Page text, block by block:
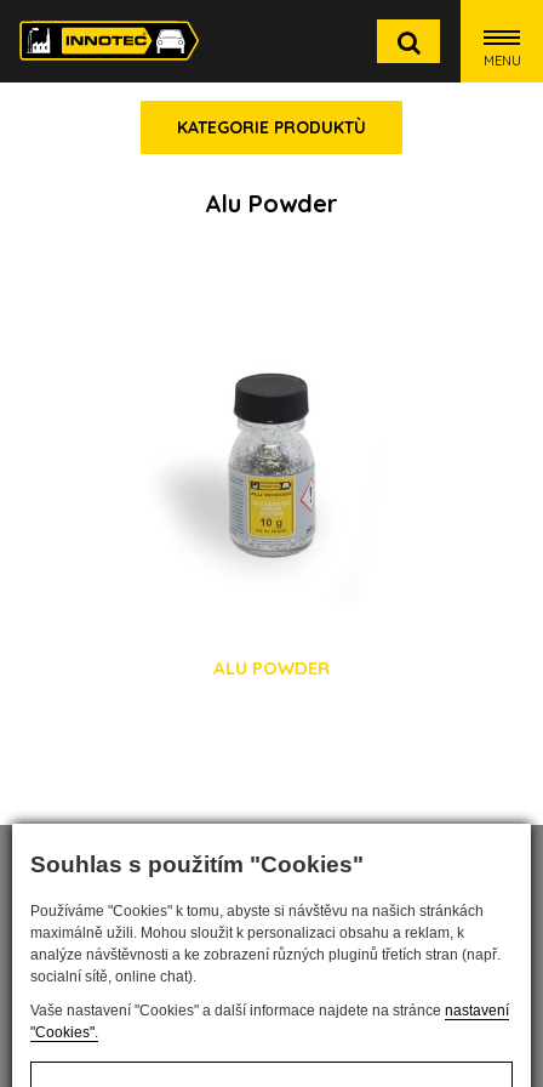
Souhlas s použitím "Cookies"
Používáme "Cookies" k tomu, abyste si návštěvu na našich stránkách
maximálně užili. Mohou sloužit k personalizaci obsahu a reklam, k
analýze návštěvnosti a ke zobrazení různých pluginů třetích stran (např.
socialní sítě, online chat).
Vaše nastavení "Cookies" a další informace najdete na stránce nastavení
"Cookies".
MENU
KATEGORIE PRODUKTÙ
Alu Powder
ALU POWDER